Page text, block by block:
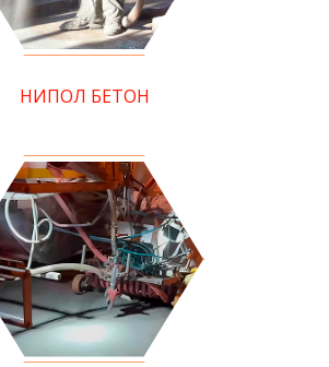
НИПОЛ БЕТОН